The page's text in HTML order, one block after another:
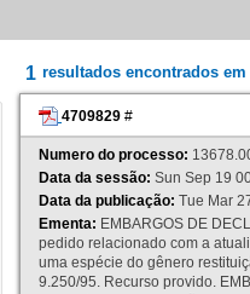
1 resultados encontrados em
4709829 #
Numero do processo:
Data da sessão: Sun Sep 19
Data da publicação: Tue Mar
Ementa: EMBARGOS DE
pedido relacionado com a
uma espécie do gênero
9.250/95. Recurso provido.